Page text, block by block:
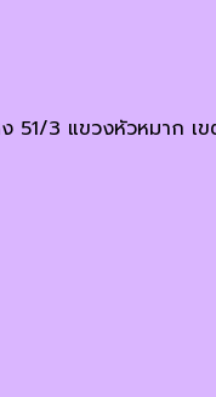
51/3 แขวงหัวหมาก เ